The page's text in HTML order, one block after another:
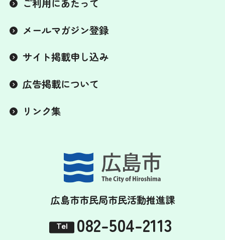
広島市市民局市民活動推進課
Tel
082-504-2113
ご利用にあたって
メールマガジン登録
サイト掲載申し込み
広告掲載について
リンク集